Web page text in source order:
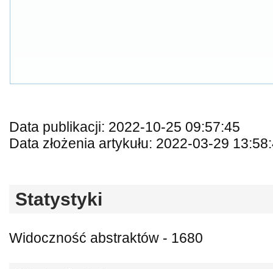
Data publikacji: 2022-10-25 09:57:45
Data złożenia artykułu: 2022-03-29
Statystyki
Widoczność abstraktów - 1680